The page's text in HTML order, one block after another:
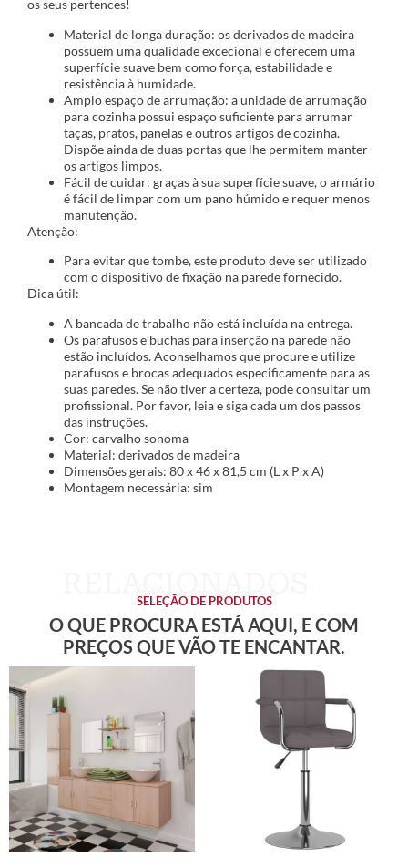
os seus pertences!
Material de longa duração: os derivados de madeira
possuem uma qualidade excecional e oferecem uma
superfície suave bem como força, estabilidade e
resistência à humidade.
Amplo espaço de arrumação: a unidade de arrumação
para cozinha possui espaço suficiente para arrumar
taças, pratos, panelas e outros artigos de cozinha.
Dispõe ainda de duas portas que lhe permitem manter
os artigos limpos.
Fácil de cuidar: graças à sua superfície suave, o armário
é fácil de limpar com um pano húmido e requer menos
manutenção.
Atenção:
Para evitar que tombe, este produto deve ser utilizado
com o dispositivo de fixação na parede fornecido.
Dica útil:
A bancada de trabalho não está incluída na entrega.
Os parafusos e buchas para inserção na parede não
estão incluídos. Aconselhamos que procure e utilize
parafusos e brocas adequados especificamente para as
suas paredes. Se não tiver a certeza, pode consultar um
profissional. Por favor, leia e siga cada um dos passos
das instruções.
Cor: carvalho sonoma
Material: derivados de madeira
Dimensões gerais: 80 x 46 x 81,5 cm (L x P x A)
Montagem necessária: sim
SELEÇÃO DE PRODUTOS
O QUE PROCURA ESTÁ AQUI, E COM
PREÇOS QUE VÃO TE ENCANTAR.